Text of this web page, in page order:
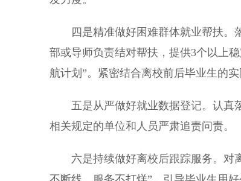
四是精准做好困难群体就业帮扶。落
部或导师负责结对帮扶，提供3个以上
航计划”。紧密结合离校前后毕业生的
五是从严做好就业数据登记。认真落
相关规定的单位和人员严肃追责问责。
六是持续做好离校后跟踪服务。对离